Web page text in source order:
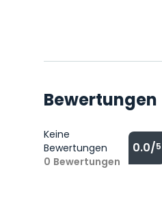
Bewertungen
Keine
Bewertungen
0 Bewertungen
0.0/5